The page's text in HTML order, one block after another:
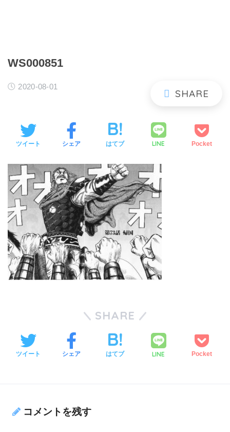
WS000851
2020-08-01
ツイート シェア はてブ LINE Pocket
SHARE
ツイート シェア はてブ LINE Pocket
コメントを残す